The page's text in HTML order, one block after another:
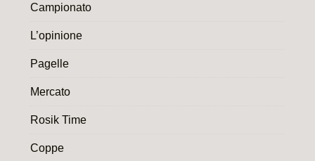
Campionato
L’opinione
Pagelle
Mercato
Rosik Time
Coppe